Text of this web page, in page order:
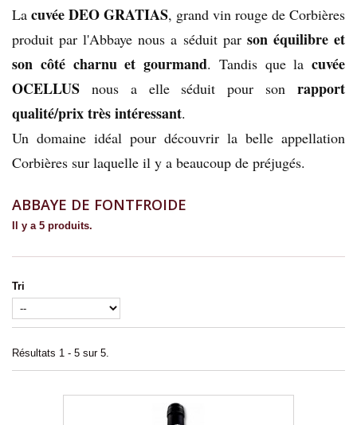
La cuvée DEO GRATIAS, grand vin rouge de Corbières
produit par l'Abbaye nous a séduit par son équilibre et
son côté charnu et gourmand. Tandis que la cuvée
OCELLUS nous a elle séduit pour son rapport
qualité/prix très intéressant.
Un domaine idéal pour découvrir la belle appellation
Corbières sur laquelle il y a beaucoup de préjugés.
ABBAYE DE FONTFROIDE
Il y a 5 produits.
Tri
Résultats 1 - 5 sur 5.